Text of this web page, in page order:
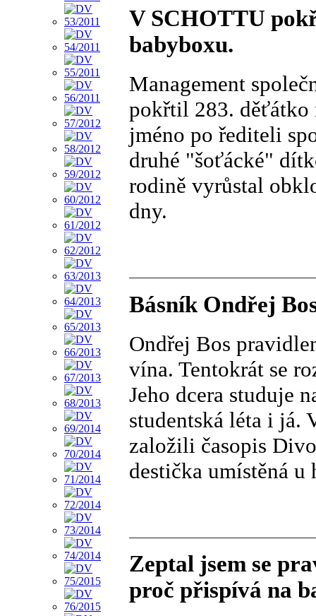
V SCHOTTU
babyboxu.
Management
pokřtil 283. děťátko
jméno po řediteli
druhé "šoťácké"
rodině vyrůstal
dny.
Básník Ondřej
Ondřej Bos
vína. Tentokrát se
Jeho dcera studuje
studentská léta i já.
založili časopis
destička umístěná
Zeptal jsem se
proč přispívá na